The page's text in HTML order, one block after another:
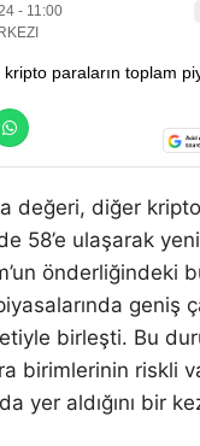
- 11:00
değeri, diğer
58’e ulaşarak
önderliğindeki
geniş
birleşti. Bu
birimlerinin riskli
yer aldığını bir